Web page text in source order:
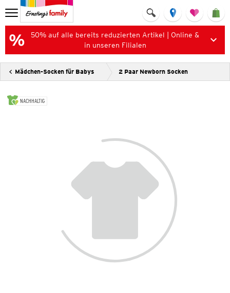
50% auf alle bereits reduzierten Artikel | Online &
in unseren Filialen
Mädchen-Socken für Babys 2 Paar Newborn Socken
NACHHALTIG